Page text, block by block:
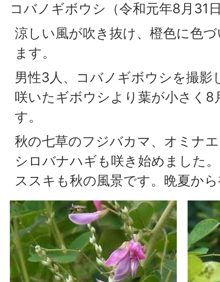
コバノギボウシ（令和元年8月31
涼しい風が吹き抜け、橙色に色
ます。
男性3人、コバノギボウシを撮影
咲いたギボウシより葉が小さく8
す。
秋の七草のフジバカマ、オミナ
シロバナハギも咲き始めました。
ススキも秋の風景です。晩夏か